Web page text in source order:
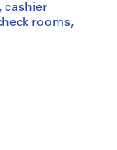
cashier
rooms,